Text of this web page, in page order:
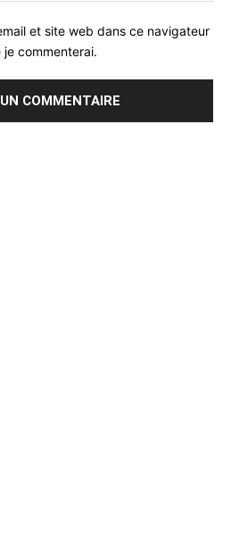
et site web dans ce navigateur
commenterai.